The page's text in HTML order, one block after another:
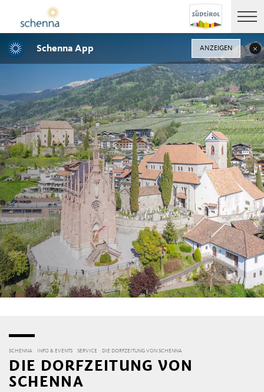
SCHENNA INFO & EVENTS SERVICE DIE DORFZEITUNG VON SCHENNA
DIE DORFZEITUNG VON
SCHENNA
Schenna App ANZEIGEN